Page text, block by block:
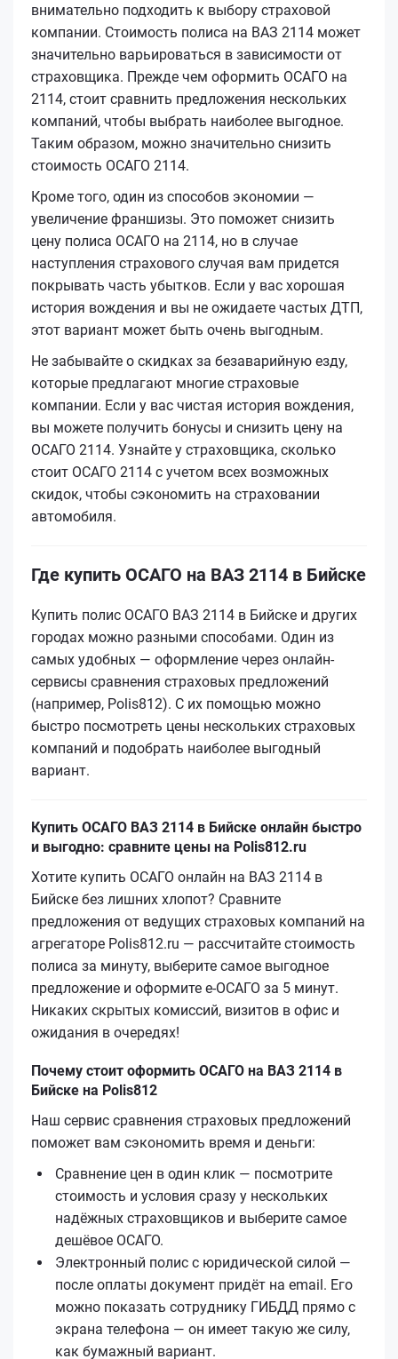
внимательно подходить к выбору страховой
компании. Стоимость полиса на ВАЗ 2114 может
значительно варьироваться в зависимости от
страховщика. Прежде чем оформить ОСАГО на
2114, стоит сравнить предложения нескольких
компаний, чтобы выбрать наиболее выгодное.
Таким образом, можно значительно снизить
стоимость ОСАГО 2114.
Кроме того, один из способов экономии —
увеличение франшизы. Это поможет снизить
цену полиса ОСАГО на 2114, но в случае
наступления страхового случая вам придется
покрывать часть убытков. Если у вас хорошая
история вождения и вы не ожидаете частых ДТП,
этот вариант может быть очень выгодным.
Не забывайте о скидках за безаварийную езду,
которые предлагают многие страховые
компании. Если у вас чистая история вождения,
вы можете получить бонусы и снизить цену на
ОСАГО 2114. Узнайте у страховщика, сколько
стоит ОСАГО 2114 с учетом всех возможных
скидок, чтобы сэкономить на страховании
автомобиля.
Где купить ОСАГО на ВАЗ 2114 в Бийске
Купить полис ОСАГО ВАЗ 2114 в Бийске и других
городах можно разными способами. Один из
самых удобных — оформление через онлайн-
сервисы сравнения страховых предложений
(например, Polis812). С их помощью можно
быстро посмотреть цены нескольких страховых
компаний и подобрать наиболее выгодный
вариант.
Купить ОСАГО ВАЗ 2114 в Бийске онлайн быстро
и выгодно: сравните цены на Polis812.ru
Хотите купить ОСАГО онлайн на ВАЗ 2114 в
Бийске без лишних хлопот? Сравните
предложения от ведущих страховых компаний на
агрегаторе Polis812.ru — рассчитайте стоимость
полиса за минуту, выберите самое выгодное
предложение и оформите е‑ОСАГО за 5 минут.
Никаких скрытых комиссий, визитов в офис и
ожидания в очередях!
Почему стоит оформить ОСАГО на ВАЗ 2114 в
Бийске на Polis812
Наш сервис сравнения страховых предложений
поможет вам сэкономить время и деньги:
Сравнение цен в один клик — посмотрите
стоимость и условия сразу у нескольких
надёжных страховщиков и выберите самое
дешёвое ОСАГО.
Электронный полис с юридической силой —
после оплаты документ придёт на email. Его
можно показать сотруднику ГИБДД прямо с
экрана телефона — он имеет такую же силу,
как бумажный вариант.